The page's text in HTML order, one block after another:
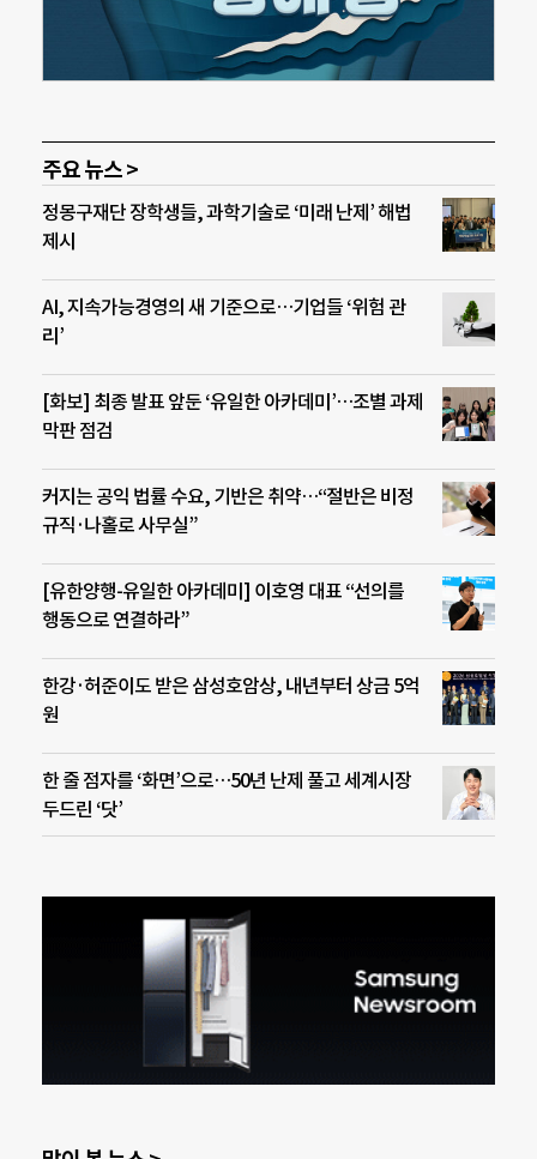
주요 뉴스 >
정몽구재단 장학생들, 과학기술로 ‘미래 난제’ 해법
제시
AI, 지속가능경영의 새 기준으로…기업들 ‘위험 관
리’
[화보] 최종 발표 앞둔 ‘유일한 아카데미’…조별 과제
막판 점검
커지는 공익 법률 수요, 기반은 취약…“절반은 비정
규직·나홀로 사무실”
[유한양행-유일한 아카데미] 이호영 대표 “선의를
행동으로 연결하라”
한강·허준이도 받은 삼성호암상, 내년부터 상금 5억
원
한 줄 점자를 ‘화면’으로…50년 난제 풀고 세계시장
두드린 ‘닷’